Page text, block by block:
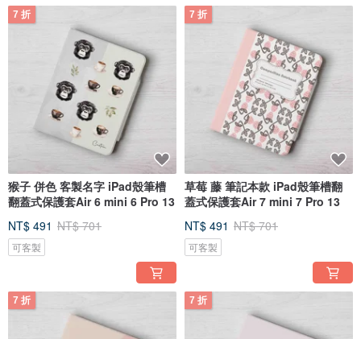
7 折
猴子 併色 客製名字 iPad殼筆槽
翻蓋式保護套Air 6 mini 6 Pro 13
NT$ 491 NT$ 701
可客製
7 折
草莓 藤 筆記本款 iPad殼筆槽翻
蓋式保護套Air 7 mini 7 Pro 13
NT$ 491 NT$ 701
可客製
7 折 7 折